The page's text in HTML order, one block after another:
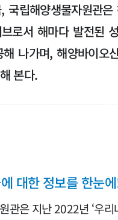
국립해양생물자원관은
로서 해마다 발전된
해 나가며, 해양바이오
본다.
대한 정보를 한눈
관은 지난 2022년 ‘우